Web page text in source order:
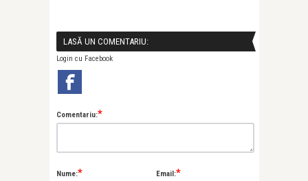
LASĂ UN COMENTARIU:
Login cu Facebook
Comentariu:*
Nume:* Email:*